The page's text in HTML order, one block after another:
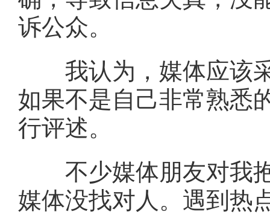
诉公众。
我认为，媒体应该采
如果不是自己非常熟悉
行评述。
不少媒体朋友对我抱
媒体没找对人。遇到热